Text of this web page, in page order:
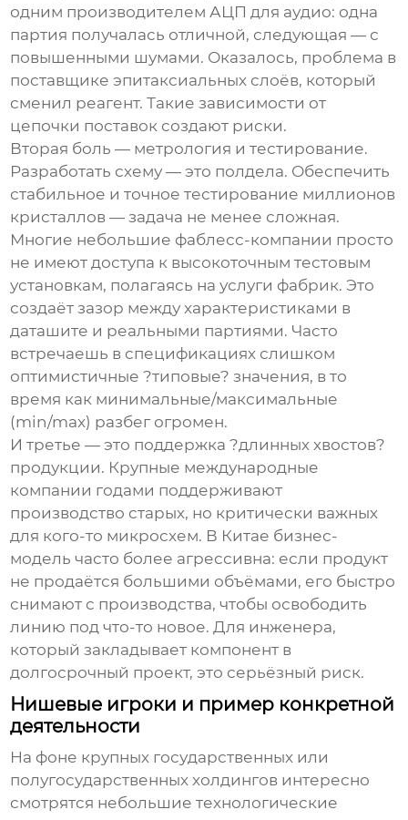
одним производителем АЦП для аудио: одна
партия получалась отличной, следующая — с
повышенными шумами. Оказалось, проблема в
поставщике эпитаксиальных слоёв, который
сменил реагент. Такие зависимости от
цепочки поставок создают риски.
Вторая боль — метрология и тестирование.
Разработать схему — это полдела. Обеспечить
стабильное и точное тестирование миллионов
кристаллов — задача не менее сложная.
Многие небольшие фаблесс-компании просто
не имеют доступа к высокоточным тестовым
установкам, полагаясь на услуги фабрик. Это
создаёт зазор между характеристиками в
даташите и реальными партиями. Часто
встречаешь в спецификациях слишком
оптимистичные ?типовые? значения, в то
время как минимальные/максимальные
(min/max) разбег огромен.
И третье — это поддержка ?длинных хвостов?
продукции. Крупные международные
компании годами поддерживают
производство старых, но критически важных
для кого-то микросхем. В Китае бизнес-
модель часто более агрессивна: если продукт
не продаётся большими объёмами, его быстро
снимают с производства, чтобы освободить
линию под что-то новое. Для инженера,
который закладывает компонент в
долгосрочный проект, это серьёзный риск.
Нишевые игроки и пример конкретной
деятельности
На фоне крупных государственных или
полугосударственных холдингов интересно
смотрятся небольшие технологические